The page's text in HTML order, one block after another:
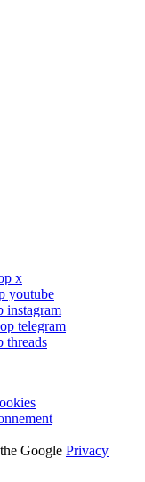
x
youtube
instagram
telegram
threads
Google Privacy